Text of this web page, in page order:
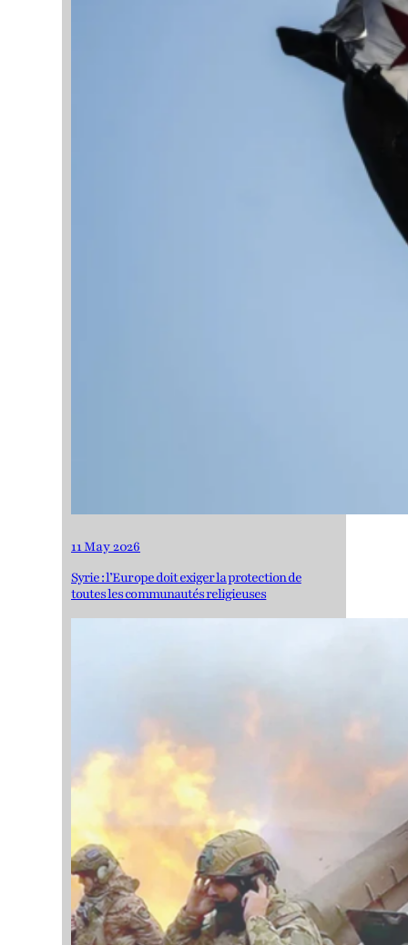
11 May 2026
Syrie : l’Europe doit exiger la protection de
toutes les communautés religieuses